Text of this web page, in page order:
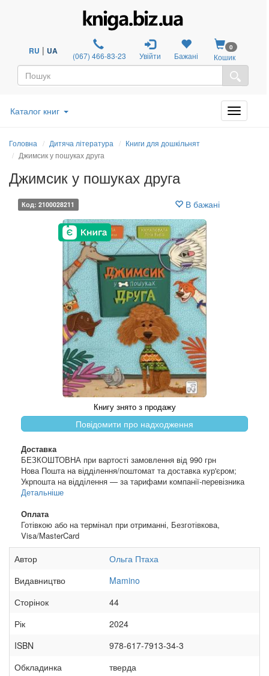
RU | UA (067) 466-83-23 Увійти Бажані
0
Кошик
Каталог книг
Головна Дитяча література
Книги для дошкільнят
Джимсик у пошуках друга
Джимсик у пошуках друга
Код: 2100028211 В бажані
Книгу знято з продажу
Повідомити про надходження
Доставка
БЕЗКОШТОВНА при вартості замовлення від 990 грн
Нова Пошта на відділення/поштомат та доставка кур'єром;
Укрпошта на відділення — за тарифами компанії-перевізника
Детальніше
Оплата
Готівкою або на термінал при отриманні, Безготівкова,
Visa/MasterCard
Автор
Ольга Птаха
Видавництво
Mamino
Сторінок
44
Рік
2024
ISBN
978-617-7913-34-3
Обкладинка
тверда